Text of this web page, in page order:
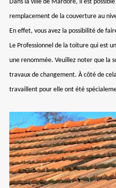
Dans la ville de Mardore, il est
remplacement de la couverture au
En effet, vous avez la possibilité de
Le Professionnel de la toiture qui est
une renommée. Veuillez noter que la
travaux de changement. À côté de
travaillent pour elle ont été